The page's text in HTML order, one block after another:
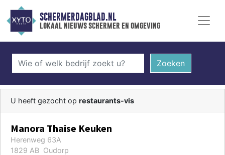
SCHERMERDAGBLAD.NL
lokaal nieuws schermer en omgeving
Zoeken
U heeft gezocht op restaurants-vis
Manora Thaise Keuken
Herenweg 63A
1829 AB Oudorp